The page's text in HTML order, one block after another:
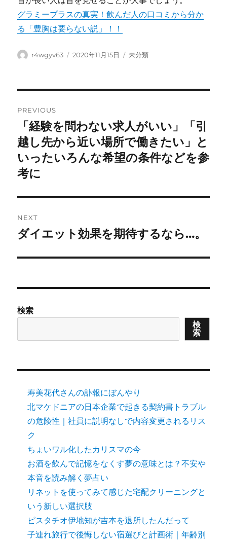
グラミープラスの真実！飲んだ人の口コミから分か
る「豊胸は要らない説」！！
Author
r4wgyv63
Posted
2020年11月15日 Categories
未分類
navigation
PREVIOUS
Previous
post:
「経験を問わない求人がいい」「引
越し先から近い場所で働きたい」と
いったいろんな希望の条件などを参
考に
NEXT
Next
ダイエット効果を期待するなら…。
検索
検
索
寿美花代さんの訃報にぼんやり
北マケドニアの日本企業で起きる契約書トラブル
の危険性｜社員に説明なしで内容変更されるリス
ク
ちょいワル化したカリスマの今
お酒を飲んで記憶をなくす夢の意味とは？不安や
本音を読み解く夢占い
リネットを使ってみて感じた宅配クリーニングと
いう新しい選択肢
ピスタチオ伊地知が吉本を退所したんだって
子連れ旅行で後悔しない宿選びと計画術｜年齢別